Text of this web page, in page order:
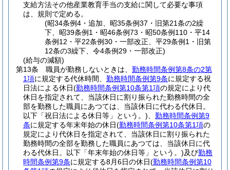
支給方法その他産業教育手当の支給に関して必要な事項
は、規則で定める。
(昭34条例4・追加、昭35条例37・旧第21条の2繰
下、昭39条例1・昭46条例73・昭50条例110・平14
条例12・平22条例30・一部改正、平29条例1・旧第
12条の3繰下、令4条例29・一部改正)
(給与の減額)
第13条
職員が勤務しないときは、 勤務時間条例第8条の2第
1項に規定する代休時間、 勤務時間条例第9条に規定する祝
日法による休日(勤務時間条例第10条第1項の規定により代
休日を指定されて、当該休日に割り振られた勤務時間の全
部を勤務した職員にあつては、当該休日に代わる代休日。
以下「祝日法による休日等」という。)
勤務時間条例第9
条に規定する年末年始の休日(勤務時間条例第10条第1項の
規定により代休日を指定されて、当該休日に割り振られた
勤務時間の全部を勤務した職員にあつては、当該休日に代
わる代休日。以下「年末年始の休日等」という。)及び勤務
時間条例第9条に規定する8月6日の休日(勤務時間条例第10